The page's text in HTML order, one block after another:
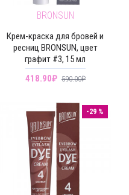
BRONSUN
Крем-краска для бровей и
ресниц BRONSUN, цвет
графит #3, 15 мл
418.90₽ 590.00₽
-29 %